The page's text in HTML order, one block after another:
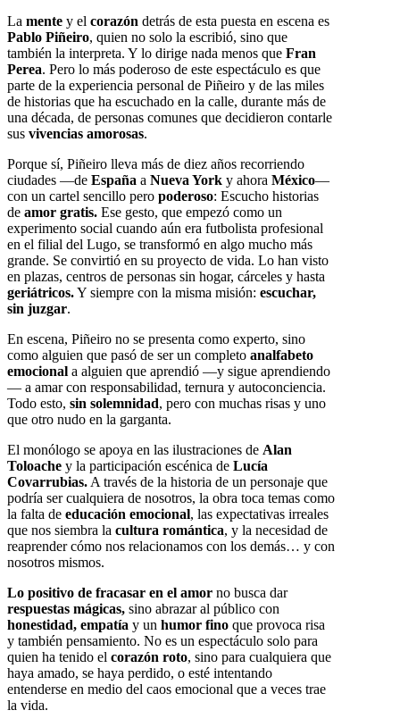
La mente y el corazón detrás de esta puesta en escena es
Pablo Piñeiro, quien no solo la escribió, sino que
también la interpreta. Y lo dirige nada menos que Fran
Perea. Pero lo más poderoso de este espectáculo es que
parte de la experiencia personal de Piñeiro y de las miles
de historias que ha escuchado en la calle, durante más de
una década, de personas comunes que decidieron contarle
sus vivencias amorosas.
Porque sí, Piñeiro lleva más de diez años recorriendo
ciudades —de España a Nueva York y ahora México—
con un cartel sencillo pero poderoso: Escucho historias
de amor gratis. Ese gesto, que empezó como un
experimento social cuando aún era futbolista profesional
en el filial del Lugo, se transformó en algo mucho más
grande. Se convirtió en su proyecto de vida. Lo han visto
en plazas, centros de personas sin hogar, cárceles y hasta
geriátricos.Y siempre con la misma misión: escuchar,
sin juzgar.
En escena, Piñeiro no se presenta como experto, sino
como alguien que pasó de ser un completo analfabeto
emocional a alguien que aprendió —y sigue aprendiendo
— a amar con responsabilidad, ternura y autoconciencia.
Todo esto, sin solemnidad, pero con muchas risas y uno
que otro nudo en la garganta.
El monólogo se apoya en las ilustraciones de Alan
Toloache y la participación escénica de Lucía
Covarrubias. A través de la historia de un personaje que
podría ser cualquiera de nosotros, la obra toca temas como
la falta de educación emocional, las expectativas irreales
que nos siembra la cultura romántica, y la necesidad de
reaprender cómo nos relacionamos con los demás… y con
nosotros mismos.
Lo positivo de fracasar en el amor no busca dar
respuestas mágicas, sino abrazar al público con
honestidad, empatía y un humor fino que provoca risa
y también pensamiento. No es un espectáculo solo para
quien ha tenido el corazón roto, sino para cualquiera que
haya amado, se haya perdido, o esté intentando
entenderse en medio del caos emocional que a veces trae
la vida.